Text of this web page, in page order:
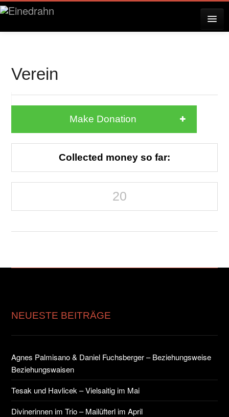
Verein
Make Donation
Collected money so far:
20
NEUESTE BEITRÄGE
Agnes Palmisano & Daniel Fuchsberger – Beziehungsweise
Beziehungswaisen
Tesak und Havlicek – Vielsaitig im Mai
Divinerinnen im Trio – Mailüfterl im April